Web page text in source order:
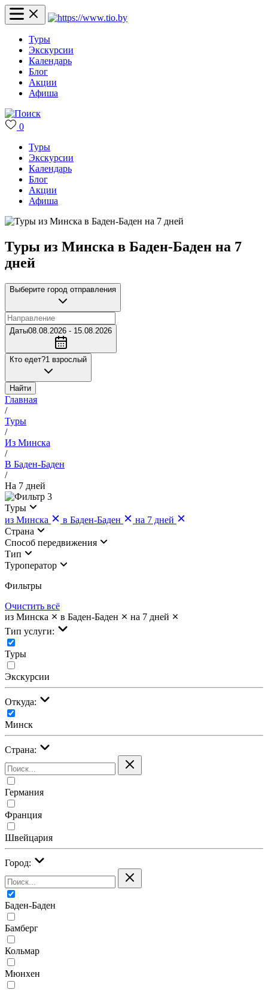
Туры
Экскурсии
Календарь
Блог
Акции
Афиша
0
Туры
Экскурсии
Календарь
Блог
Акции
Афиша
Туры из Минска в Баден-Баден на 7
дней
Выберите город отправления
Даты08.08.2026 - 15.08.2026
Кто едет?1 взрослый
Найти
Главная
/
Туры
/
Из Минска
/
В Баден-Баден
/
На 7 дней
3
Туры
из Минска
в Баден-Баден
на 7 дней
Страна
Cпособ передвижения
Тип
Туроператор
Фильтры
Очистить всё
из Минска
в Баден-Баден
на 7 дней
Тип услуги:
Туры
Экскурсии
Откуда:
Минск
Страна:
Германия
Франция
Швейцария
Город:
Баден-Баден
Бамберг
Кольмар
Мюнхен